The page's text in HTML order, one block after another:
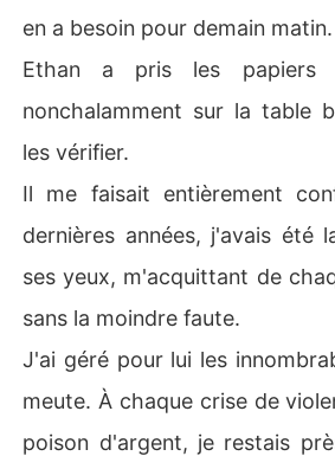
en a besoin pour demain
Ethan a pris les
nonchalamment sur la table
les vérifier.
Il me faisait entièrement
dernières années, j'avais été
ses yeux, m'acquittant de
sans la moindre faute.
J'ai géré pour lui les
meute. À chaque crise de
poison d'argent, je restais